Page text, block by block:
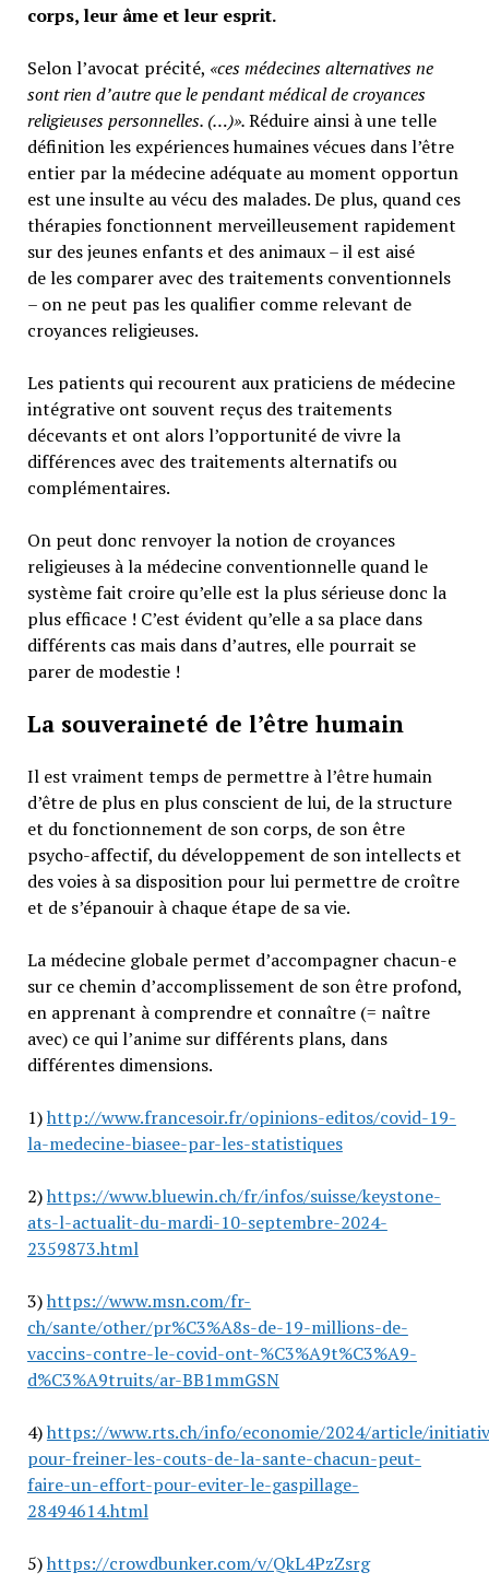
corps, leur âme et leur esprit.
Selon l’avocat précité, «ces médecines alternatives ne
sont rien d’autre que le pendant médical de croyances
religieuses personnelles. (…)».Réduire ainsi à une telle
définition les expériences humaines vécues dans l’être
entier par la médecine adéquate au moment opportun
est une insulte au vécu des malades. De plus, quand ces
thérapies fonctionnent merveilleusement rapidement
sur des jeunes enfants et des animaux – il est aisé
de les comparer avec des traitements conventionnels
– on ne peut pas les qualifier comme relevant de
croyances religieuses.
Les patients qui recourent aux praticiens de médecine
intégrative ont souvent reçus des traitements
décevants et ont alors l’opportunité de vivre la
différences avec des traitements alternatifs ou
complémentaires.
On peut donc renvoyer la notion de croyances
religieuses à la médecine conventionnelle quand le
système fait croire qu’elle est la plus sérieuse donc la
plus efficace ! C’est évident qu’elle a sa place dans
différents cas mais dans d’autres, elle pourrait se
parer de modestie !
La souveraineté de l’être humain
Il est vraiment temps de permettre à l’être humain
d’être de plus en plus conscient de lui, de la structure
et du fonctionnement de son corps, de son être
psycho-affectif, du développement de son intellects et
des voies à sa disposition pour lui permettre de croître
et de s’épanouir à chaque étape de sa vie.
La médecine globale permet d’accompagner chacun-e
sur ce chemin d’accomplissement de son être profond,
en apprenant à comprendre et connaître (= naître
avec) ce qui l’anime sur différents plans, dans
différentes dimensions.
1)http://www.francesoir.fr/opinions-editos/covid-19-
la-medecine-biasee-par-les-statistiques
2)https://www.bluewin.ch/fr/infos/suisse/keystone-
ats-l-actualit-du-mardi-10-septembre-2024-
2359873.html
3)https://www.msn.com/fr-
ch/sante/other/pr%C3%A8s-de-19-millions-de-
vaccins-contre-le-covid-ont-%C3%A9t%C3%A9-
d%C3%A9truits/ar-BB1mmGSN
4)https://www.rts.ch/info/economie/2024/article/
pour-freiner-les-couts-de-la-sante-chacun-peut-
faire-un-effort-pour-eviter-le-gaspillage-
28494614.html
5)https://crowdbunker.com/v/QkL4PzZsrg